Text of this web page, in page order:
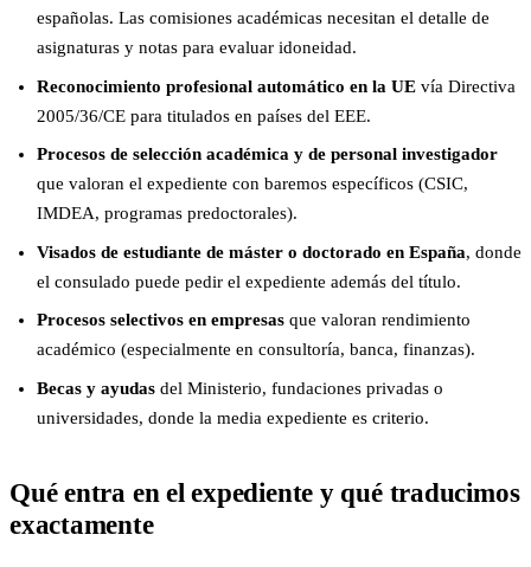
españolas. Las comisiones académicas necesitan el detalle de
asignaturas y notas para evaluar idoneidad.
Reconocimiento profesional automático en la UEvía Directiva
2005/36/CE para titulados en países del EEE.
Procesos de selección académica y de personal investigador
que valoran el expediente con baremos específicos (CSIC,
IMDEA, programas predoctorales).
Visados de estudiante de máster o doctorado en España, donde
el consulado puede pedir el expediente además del título.
Procesos selectivos en empresasque valoran rendimiento
académico (especialmente en consultoría, banca, finanzas).
Becas y ayudasdel Ministerio, fundaciones privadas o
universidades, donde la media expediente es criterio.
Qué entra en el expediente y qué traducimos
exactamente